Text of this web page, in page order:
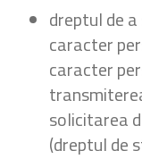
dreptul de
caracter
caracter
solicitarea
(dreptul de